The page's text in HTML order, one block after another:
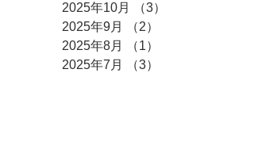
2025年10月
（3）
2025年9月
（2）
2025年8月
（1）
2025年7月
（3）